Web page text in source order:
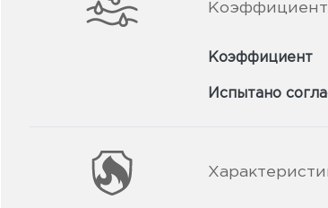
Коэффициент
Испытано